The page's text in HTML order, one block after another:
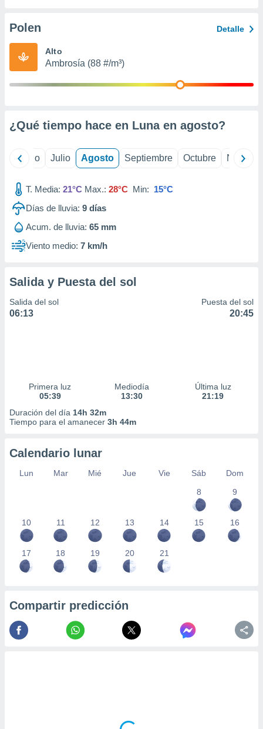
e
mediante
publicidad
publicidad
1199
Polen Detalle
Alto
Ambrosía (88 #/m³)
¿Qué tiempo hace en Luna en agosto?
Junio Julio Agosto Septiembre Octubre
T. Media: 21°C Max.: 28°C Min: 15°C
Días de lluvia: 9 días
Acum. de lluvia: 65 mm
Viento medio: 7 km/h
Salida y Puesta del sol
Salida del sol
06:13
Puesta del sol
20:45
Primera luz
05:39
Mediodía
13:30
Última luz
21:19
Duración del día 14h 32m
Tiempo para el amanecer 3h 44m
Calendario lunar
Lun Mar Mié Jue Vie Sáb
Dom
8
9
10 11 12 13 14 15 16
17 18 19 20 21
Compartir predicción